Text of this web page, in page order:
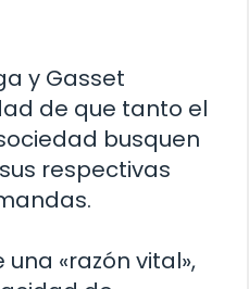
y Gasset
de que tanto el
busquen
respectivas
«razón vital»,